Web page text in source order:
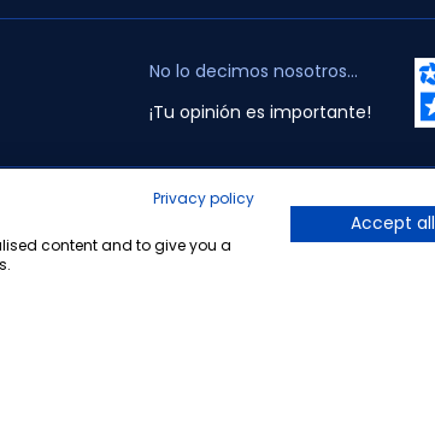
No lo decimos nosotros...
¡Tu opinión es importante!
Farmacia Barata S.L. Todos los derechos reservados.
Privacy policy
content and to give you a
Accept all